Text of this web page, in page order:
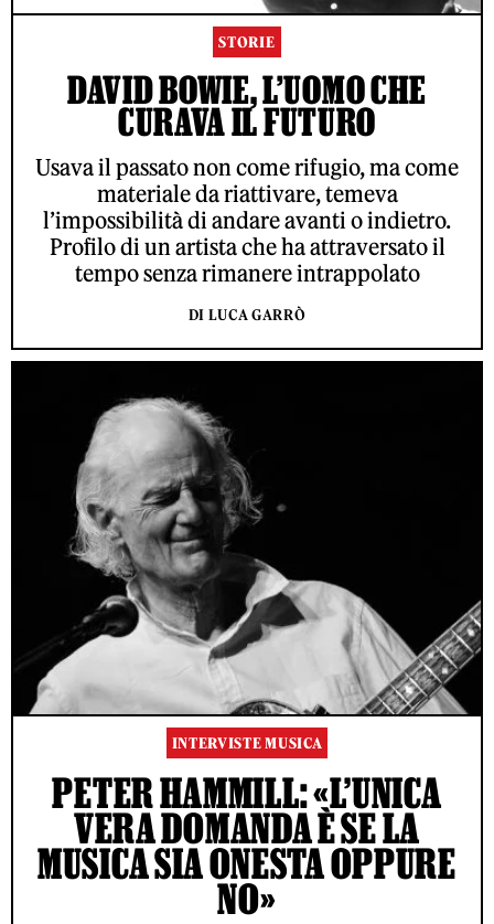
STORIE
DAVID BOWIE, L’UOMO CHE
CURAVA IL FUTURO
Usava il passato non come rifugio, ma come
materiale da riattivare, temeva
l’impossibilità di andare avanti o indietro.
Profilo di un artista che ha attraversato il
tempo senza rimanere intrappolato
DI LUCA GARRÒ
INTERVISTE MUSICA
PETER HAMMILL: «L’UNICA
VERA DOMANDA È SE LA
MUSICA SIA ONESTA OPPURE
NO»